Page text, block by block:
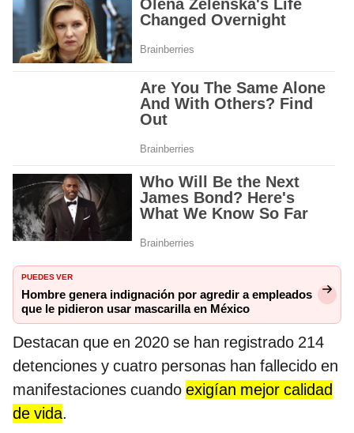
PUEDES VER
Hombre genera indignación por agredir a empleados
que le pidieron usar mascarilla en México
Destacan que en 2020 se han registrado 214
detenciones y cuatro personas han fallecido en
manifestaciones cuando exigían mejor calidad
de vida.